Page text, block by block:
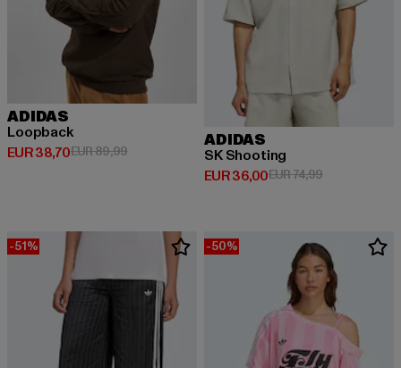
ADIDAS
Loopback
EUR 38,70
Derzeitiger Preis: EUR 38,70
EUR 89,99Aktionspreis: EUR 89,99
ADIDAS
SK Shooting
EUR 36,00
Derzeitiger Preis: EUR 36,00
EUR 74,99Aktionspreis:
-51% -50%